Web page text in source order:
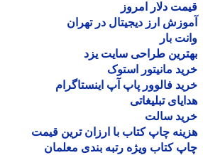
دلار امروز
ارز دیجیتال در تهران
بار
طراحی سایت یزد
مانیتور استوک
فالوور پاپ آپ اینستاگرام
تبلیغاتی
سالت
چاپ کتاب با ارزان ترین قیمت
کتاب ویژه رتبه بندی معلمان